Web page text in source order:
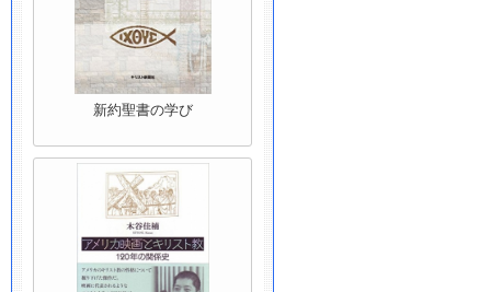
新約聖書の学び